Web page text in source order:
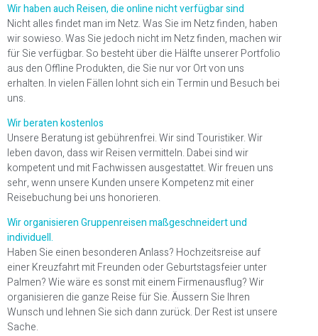
Wir haben auch Reisen, die online nicht verfügbar sind
Nicht alles findet man im Netz. Was Sie im Netz finden, haben
wir sowieso. Was Sie jedoch nicht im Netz finden, machen wir
für Sie verfügbar. So besteht über die Hälfte unserer Portfolio
aus den Offline Produkten, die Sie nur vor Ort von uns
erhalten. In vielen Fällen lohnt sich ein Termin und Besuch bei
uns.
Wir beraten kostenlos
Unsere Beratung ist gebührenfrei. Wir sind Touristiker. Wir
leben davon, dass wir Reisen vermitteln. Dabei sind wir
kompetent und mit Fachwissen ausgestattet. Wir freuen uns
sehr, wenn unsere Kunden unsere Kompetenz mit einer
Reisebuchung bei uns honorieren.
Wir organisieren Gruppenreisen maßgeschneidert und
individuell.
Haben Sie einen besonderen Anlass? Hochzeitsreise auf
einer Kreuzfahrt mit Freunden oder Geburtstagsfeier unter
Palmen? Wie wäre es sonst mit einem Firmenausflug? Wir
organisieren die ganze Reise für Sie. Äussern Sie Ihren
Wunsch und lehnen Sie sich dann zurück. Der Rest ist unsere
Sache.